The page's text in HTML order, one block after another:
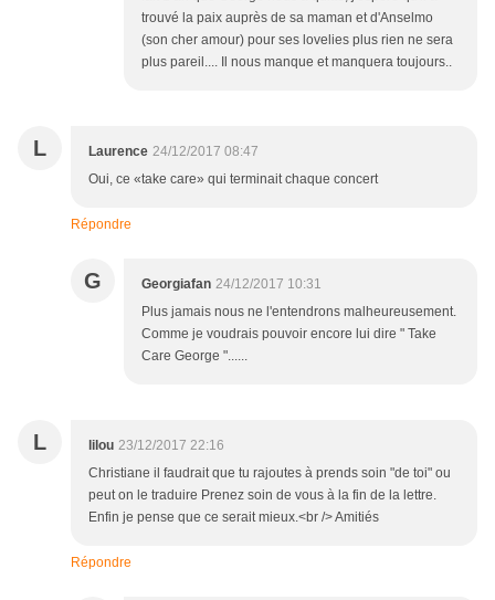
trouvé la paix auprès de sa maman et d'Anselmo
(son cher amour) pour ses lovelies plus rien ne sera
plus pareil.... Il nous manque et manquera toujours..
L Laurence 24/12/2017 08:47
Oui, ce «take care» qui terminait chaque concert
Répondre
G Georgiafan 24/12/2017 10:31
Plus jamais nous ne l'entendrons malheureusement.
Comme je voudrais pouvoir encore lui dire " Take
Care George "......
L lilou 23/12/2017 22:16
Christiane il faudrait que tu rajoutes à prends soin "de toi" ou
peut on le traduire Prenez soin de vous à la fin de la lettre.
Enfin je pense que ce serait mieux.<br /> Amitiés
Répondre